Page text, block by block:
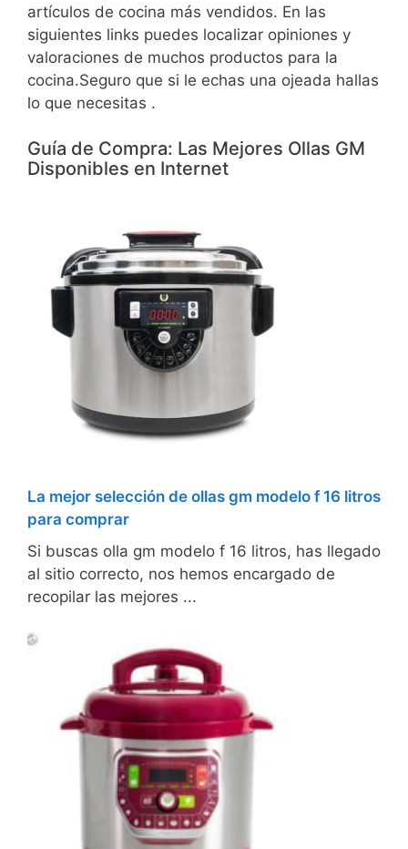
artículos de cocina más vendidos. En las
siguientes links puedes localizar opiniones y
valoraciones de muchos productos para la
cocina.Seguro que si le echas una ojeada hallas
lo que necesitas .
Guía de Compra: Las Mejores Ollas GM
Disponibles en Internet
La mejor selección de ollas gm modelo f 16 litros
para comprar
Si buscas olla gm modelo f 16 litros, has llegado
al sitio correcto, nos hemos encargado de
recopilar las mejores ...